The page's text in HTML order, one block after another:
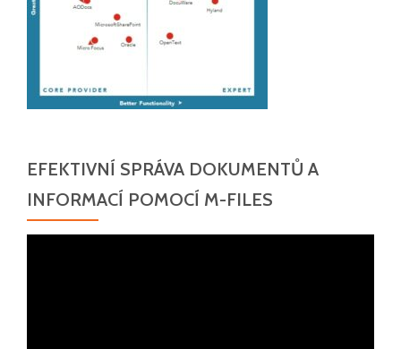
EFEKTIVNÍ SPRÁVA DOKUMENTŮ A
INFORMACÍ POMOCÍ M-FILES